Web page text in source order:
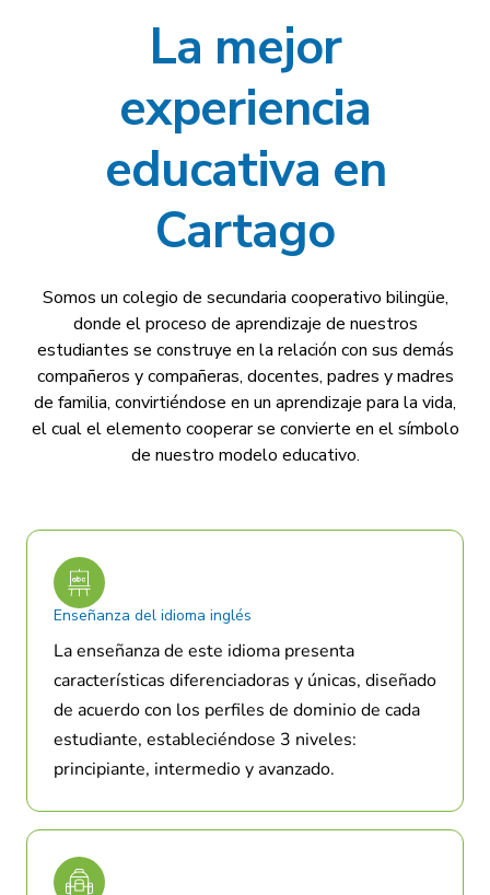
La mejor
experiencia
educativa en
Cartago
Somos un colegio de secundaria cooperativo bilingüe,
donde el proceso de aprendizaje de nuestros
estudiantes se construye en la relación con sus demás
compañeros y compañeras, docentes, padres y madres
de familia, convirtiéndose en un aprendizaje para la vida,
el cual el elemento cooperar se convierte en el símbolo
de nuestro modelo educativo.
Enseñanza del idioma inglés
La enseñanza de este idioma presenta
características diferenciadoras y únicas, diseñado
de acuerdo con los perfiles de dominio de cada
estudiante, estableciéndose 3 niveles:
principiante, intermedio y avanzado.